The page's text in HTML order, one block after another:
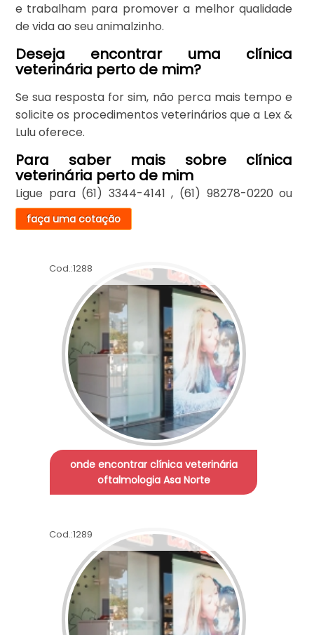
e trabalham para promover a melhor qualidade
de vida ao seu animalzinho.
Deseja encontrar uma clínica
veterinária perto de mim?
Se sua resposta for sim, não perca mais tempo e
solicite os procedimentos veterinários que a Lex &
Lulu oferece.
Para saber mais sobre clínica
veterinária perto de mim
Ligue para (61) 3344-4141 , (61) 98278-0220 ou
faça uma cotação
Cod.:1288
onde encontrar clínica veterinária
oftalmologia Asa Norte
Cod.:1289